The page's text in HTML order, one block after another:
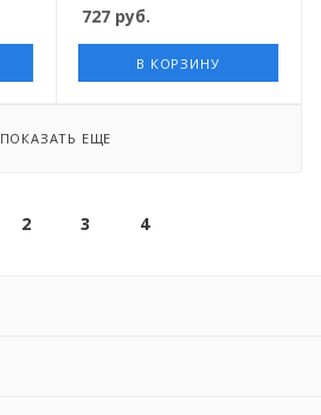
727руб.
В КОРЗИНУ
ПОКАЗАТЬ ЕЩЕ
2 3 4